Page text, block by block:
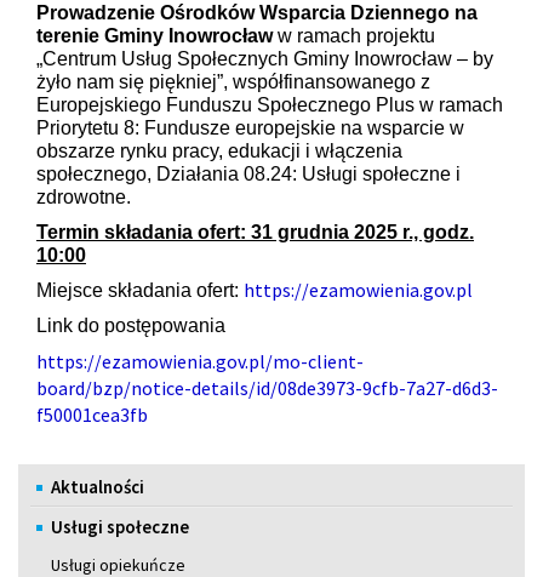
Prowadzenie Ośrodków Wsparcia Dziennego na
terenie Gminy Inowrocławw ramach projektu
„Centrum Usług Społecznych Gminy Inowrocław – by
żyło nam się piękniej”, współfinansowanego z
Europejskiego Funduszu Społecznego Plus w ramach
Priorytetu 8: Fundusze europejskie na wsparcie w
obszarze rynku pracy, edukacji i włączenia
społecznego, Działania 08.24: Usługi społeczne i
zdrowotne.
Termin składania ofert: 31 grudnia 2025 r., godz.
10:00
Miejsce składania ofert: https://ezamowienia.gov.pl
Link do postępowania
https://ezamowienia.gov.pl/mo-client-
board/bzp/notice-details/id/08de3973-9cfb-7a27-d6d3-
f50001cea3fb
Menu
Aktualności
Usługi społeczne
Usługi opiekuńcze